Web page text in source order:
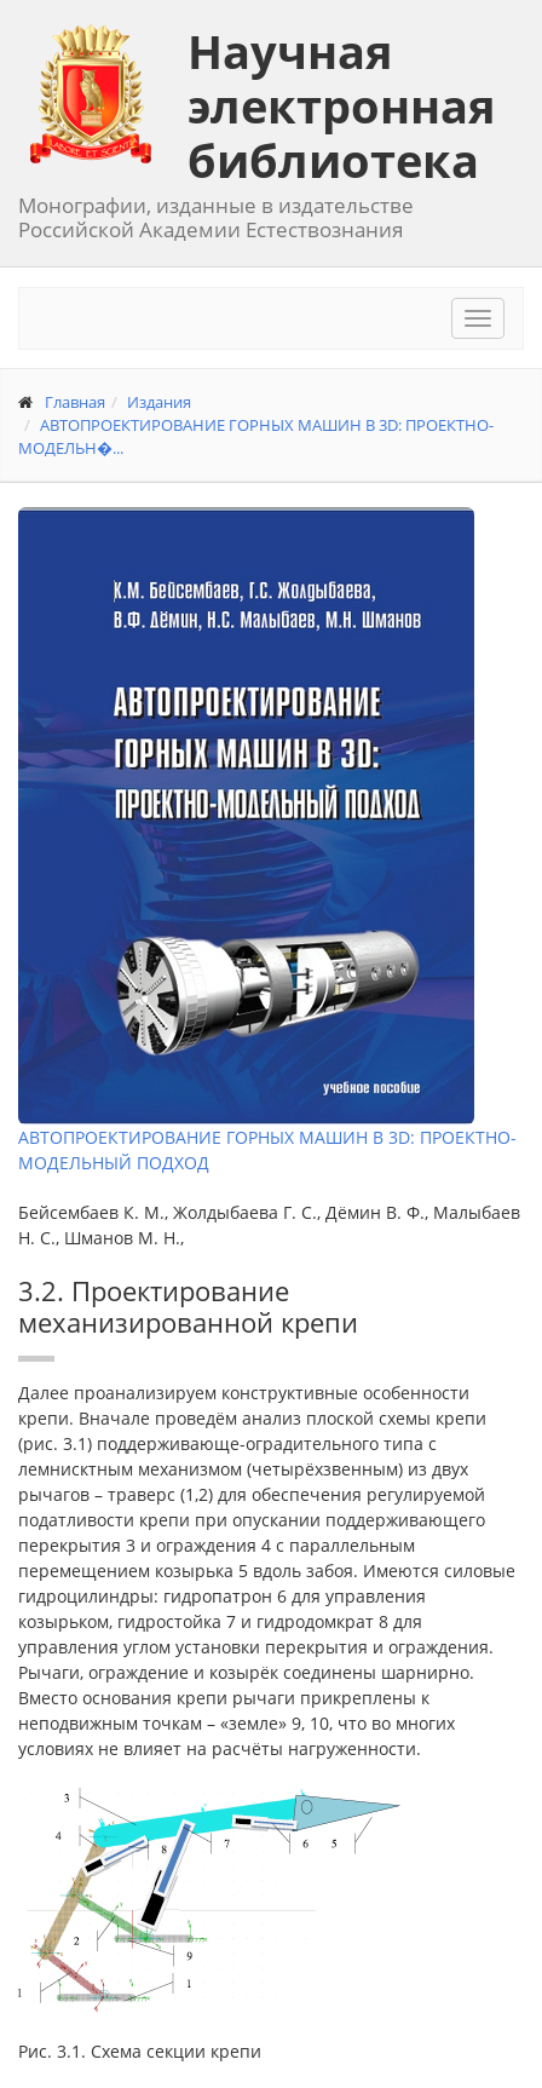
Научная
электронная
библиотека
Монографии, изданные в издательстве
Российской Академии Естествознания
Toggle
Главная
Издания
АВТОПРОЕКТИРОВАНИЕ ГОРНЫХ МАШИН В 3D: ПРОЕКТНО-
МОДЕЛЬН�...
АВТОПРОЕКТИРОВАНИЕ ГОРНЫХ МАШИН В 3D: ПРОЕКТНО-
МОДЕЛЬНЫЙ ПОДХОД
Бейсембаев К. М., Жолдыбаева Г. С., Дёмин В. Ф., Малыбаев
Н. С., Шманов М. Н.,
3.2. Проектирование
механизированной крепи
Далее проанализируем конструктивные особенности
крепи. Вначале проведём анализ плоской схемы крепи
(рис. 3.1) поддерживающе-оградительного типа с
лемнисктным механизмом (четырёхзвенным) из двух
рычагов – траверс (1,2) для обеспечения регулируемой
податливости крепи при опускании поддерживающего
перекрытия 3 и ограждения 4 с параллельным
перемещением козырька 5 вдоль забоя. Имеются силовые
гидроцилиндры: гидропатрон 6 для управления
козырьком, гидростойка 7 и гидродомкрат 8 для
управления углом установки перекрытия и ограждения.
Рычаги, ограждение и козырёк соединены шарнирно.
Вместо основания крепи рычаги прикреплены к
неподвижным точкам – «земле» 9, 10, что во многих
условиях не влияет на расчёты нагруженности.
Рис. 3.1. Схема секции крепи